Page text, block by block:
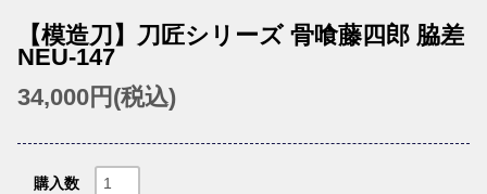
【模造刀】刀匠シリーズ 骨喰藤四郎 脇差
NEU-147
34,000円(税込)
購入数